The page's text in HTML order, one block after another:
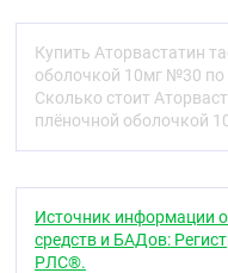
фермента,
метилглютарил-КоА
предшественник
Синтетическое
формами
дислипидемией
концентрацию в
;(ХС), ;холестерина
Купить Аторвастатин
оболочкой 10мг №30 по
Сколько стоит
плёночной оболочкой
Источник информации
средств и БАДов:
РЛС®.